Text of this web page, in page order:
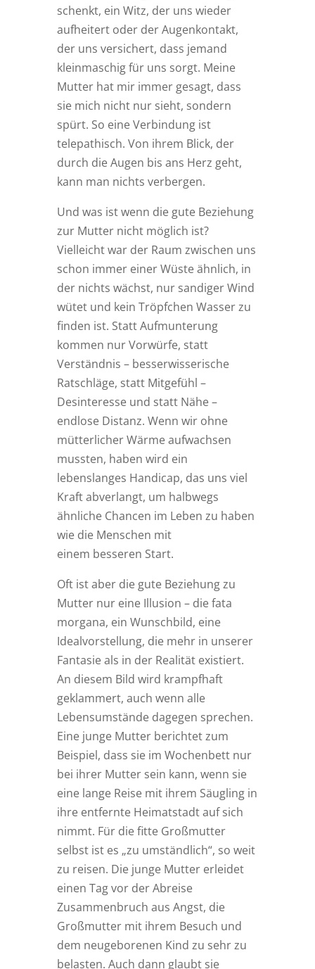
schenkt, ein Witz, der uns wieder
aufheitert oder der Augenkontakt,
der uns versichert, dass jemand
kleinmaschig für uns sorgt. Meine
Mutter hat mir immer gesagt, dass
sie mich nicht nur sieht, sondern
spürt. So eine Verbindung ist
telepathisch. Von ihrem Blick, der
durch die Augen bis ans Herz geht,
kann man nichts verbergen.
Und was ist wenn die gute Beziehung
zur Mutter nicht möglich ist?
Vielleicht war der Raum zwischen uns
schon immer einer Wüste ähnlich, in
der nichts wächst, nur sandiger Wind
wütet und kein Tröpfchen Wasser zu
finden ist. Statt Aufmunterung
kommen nur Vorwürfe, statt
Verständnis – besserwisserische
Ratschläge, statt Mitgefühl –
Desinteresse und statt Nähe –
endlose Distanz. Wenn wir ohne
mütterlicher Wärme aufwachsen
mussten, haben wird ein
lebenslanges Handicap, das uns viel
Kraft abverlangt, um halbwegs
ähnliche Chancen im Leben zu haben
wie die Menschen mit
einem besseren Start.
Oft ist aber die gute Beziehung zu
Mutter nur eine Illusion – die fata
morgana, ein Wunschbild, eine
Idealvorstellung, die mehr in unserer
Fantasie als in der Realität existiert.
An diesem Bild wird krampfhaft
geklammert, auch wenn alle
Lebensumstände dagegen sprechen.
Eine junge Mutter berichtet zum
Beispiel, dass sie im Wochenbett nur
bei ihrer Mutter sein kann, wenn sie
eine lange Reise mit ihrem Säugling in
ihre entfernte Heimatstadt auf sich
nimmt. Für die fitte Großmutter
selbst ist es „zu umständlich“, so weit
zu reisen. Die junge Mutter erleidet
einen Tag vor der Abreise
Zusammenbruch aus Angst, die
Großmutter mit ihrem Besuch und
dem neugeborenen Kind zu sehr zu
belasten. Auch dann glaubt sie